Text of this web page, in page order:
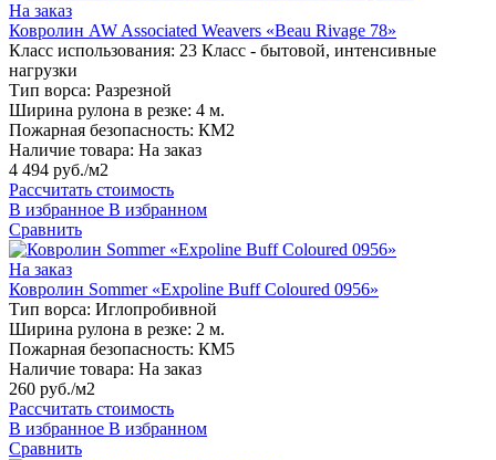
На заказ
Ковролин AW Associated Weavers «Beau Rivage 78»
Класс использования: 23 Класс - бытовой, интенсивные
нагрузки
Тип ворса: Разрезной
Ширина рулона в резке: 4 м.
Пожарная безопасность: КМ2
Наличие товара: На заказ
4 494 руб./м2
Рассчитать стоимость
В избранное В избранном
Сравнить
На заказ
Ковролин Sommer «Expoline Buff Coloured 0956»
Тип ворса: Иглопробивной
Ширина рулона в резке: 2 м.
Пожарная безопасность: КМ5
Наличие товара: На заказ
260 руб./м2
Рассчитать стоимость
В избранное В избранном
Сравнить